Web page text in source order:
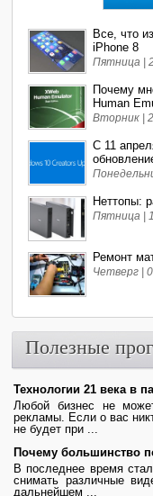
Все, что
iPhone 8
Пятница |
Почему
Human
Вторник |
С 11
Неттопы:
Пятница |
Ремонт
Четверг |
Полезные
Технологии 21 века в
Любой бизнес не
рекламы. Если о вас
не будет при ...
Почему большинство
В последнее время
снимать различные
дальнейшем ...